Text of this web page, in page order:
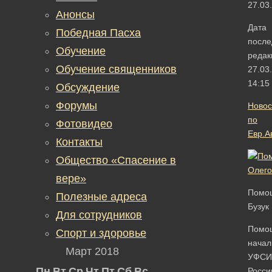
Дата
14:15
по
Бузук
Анонсы
Победная Пасха
Обучение
Обучение священников
Обсуждение
Форумы
Фотовидео
Контакты
Общество «Спасение в
вере»
Полезные адреса
Для сотрудников
Спорт и здоровье
Март 2018